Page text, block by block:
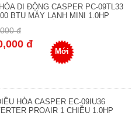
DI ĐỘNG CASPER PC-09TL33
BTU MÁY LẠNH MINI 1.0HP
đ
đ
Mới
HÒA CASPER EC-09IU36
PROAIR 1 CHIỀU 1.0HP